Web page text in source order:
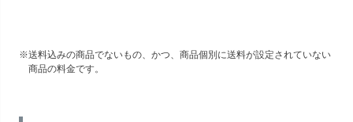
送料込みの商品でないもの、かつ、商品個別に送料が設定されていない
商品の料金です。